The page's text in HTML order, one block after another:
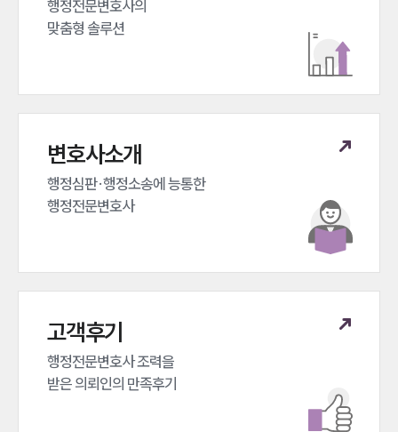
행정전문변호사의
맞춤형 솔루션
변호사소개
행정심판·행정소송에 능통한
행정전문변호사
고객후기
행정전문변호사 조력을
받은 의뢰인의 만족후기